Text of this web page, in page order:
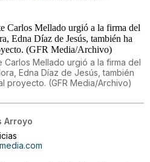
Mellado urgió a la firma del
Edna Díaz de Jesús, también
proyecto. (GFR Media/Archivo)
Arroyo